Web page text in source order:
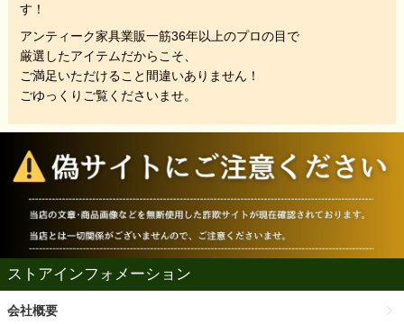
す！
アンティーク家具業販一筋36年以上のプロの目で
厳選したアイテムだからこそ、
ご満足いただけること間違いありません！
ごゆっくりご覧くださいませ。
ストアインフォメーション
会社概要